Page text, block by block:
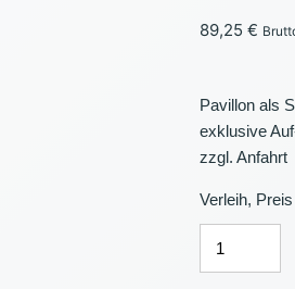
89,25 €
Pavillon als
exklusive
zzgl. Anfahrt
Verleih,